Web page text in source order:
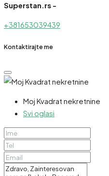
Superstan.rs -
+381653039439
Kontaktirajte me
Moj Kvadrat nekretnine
Svi oglasi